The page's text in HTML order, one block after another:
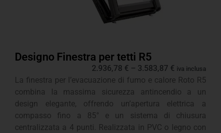
Designo Finestra per tetti R5
2.936,78 € – 3.583,87 € iva inclusa
La finestra per l’evacuazione di fumo e calore Roto R5
combina la massima sicurezza antincendio a un
design elegante, offrendo un’apertura elettrica a
compasso fino a 85° e un sistema di chiusura
centralizzata a 4 punti. Realizzata in PVC o legno con